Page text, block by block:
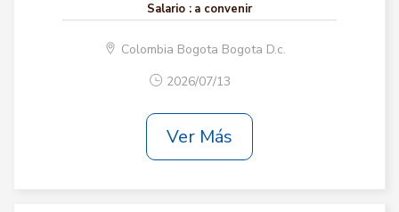
Salario : a convenir
Colombia Bogota Bogota D.c.
2026/07/13
Ver Más